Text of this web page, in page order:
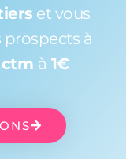
et vous
à
ctm à 1€